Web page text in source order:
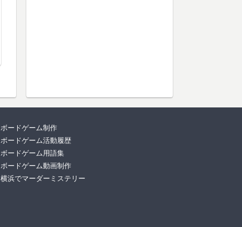
ボードゲーム制作
ボードゲーム活動履歴
ボードゲーム用語集
ボードゲーム動画制作
横浜でマーダーミステリー